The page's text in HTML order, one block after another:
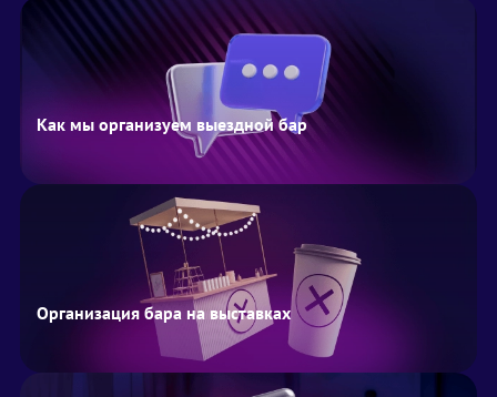
Как мы организуем выездной бар
Организация бара на выставках